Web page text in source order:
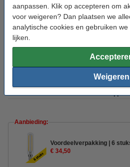
aanpassen. Klik op accepteren om
voor weigeren? Dan plaatsen we
analytische cookies en gebruiken
lijken.
Weigeren
Beschermingsniveau: IP20
Gebruik: Binnen
50.000
Oud voor nieuw: uw oude
Aanbieding:
Voordeelverpakking | 6
€ 34,50